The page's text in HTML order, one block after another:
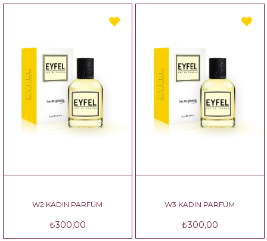
W2 KADIN PARFÜM
₺300,00
W3 KADIN PARFÜM
₺300,00